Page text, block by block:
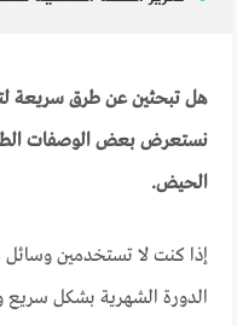
هل تبحثين عن طرق سريعة
نستعرض بعض الوصفات
الحيض.
إذا كنت لا تستخدمين وسائل
الدورة الشهرية بشكل